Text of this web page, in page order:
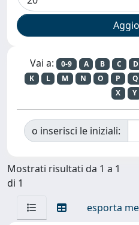
Vai a: 0-9 A B C D
K
L M N O P Q
X
Y
o inserisci le iniziali:
Mostrati risultati da 1 a 1
di 1
esporta